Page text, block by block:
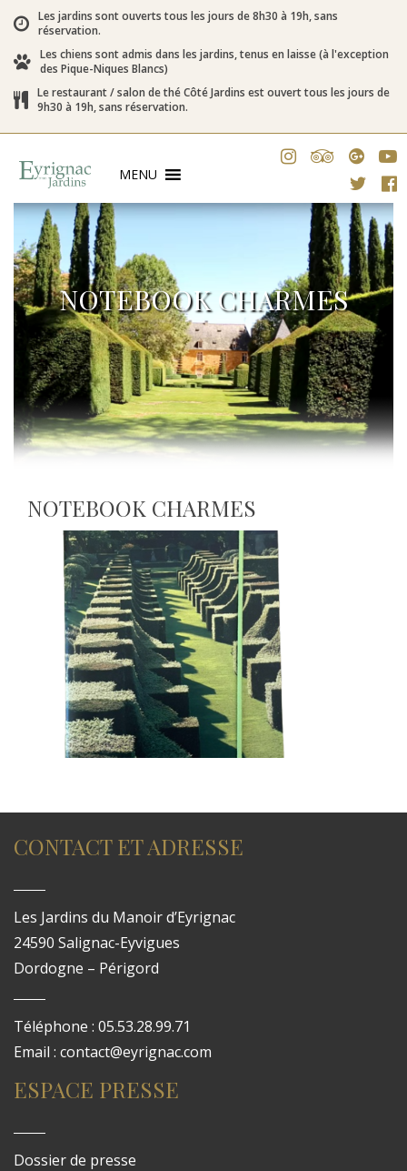
Les jardins sont ouverts tous les jours de 8h30 à 19h, sans
réservation.
Les chiens sont admis dans les jardins, tenus en laisse (à l'exception
des Pique-Niques Blancs)
Le restaurant / salon de thé Côté Jardins est ouvert tous les jours de
9h30 à 19h, sans réservation.
MENU
NOTEBOOK CHARMES
NOTEBOOK CHARMES
CONTACT ET ADRESSE
Les Jardins du Manoir d’Eyrignac
24590 Salignac-Eyvigues
Dordogne – Périgord
Téléphone : 05.53.28.99.71
Email : contact@eyrignac.com
ESPACE PRESSE
Dossier de presse